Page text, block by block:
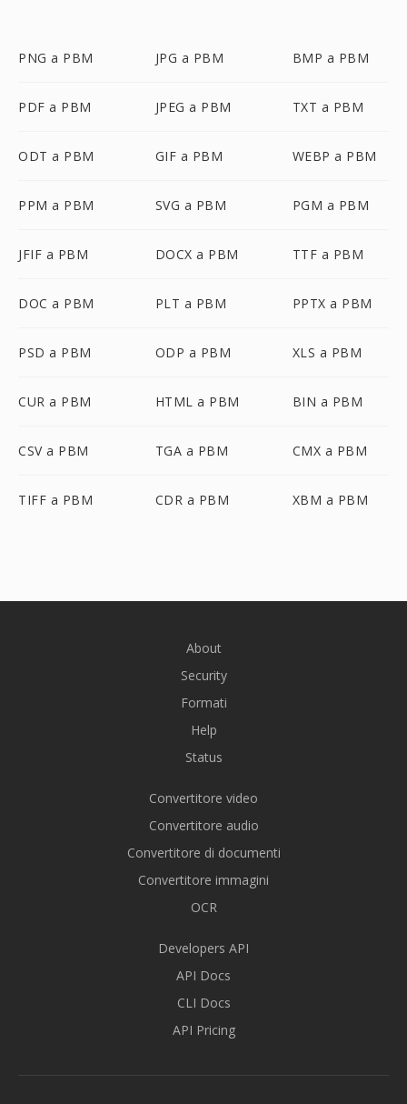
PNG a PBM JPG a PBM BMP a PBM
PDF a PBM JPEG a PBM TXT a PBM
ODT a PBM GIF a PBM WEBP a PBM
PPM a PBM SVG a PBM PGM a PBM
JFIF a PBM DOCX a PBM TTF a PBM
DOC a PBM PLT a PBM PPTX a PBM
PSD a PBM ODP a PBM XLS a PBM
CUR a PBM HTML a PBM BIN a PBM
CSV a PBM TGA a PBM CMX a PBM
TIFF a PBM CDR a PBM XBM a PBM
About
Security
Formati
Help
Status
Convertitore video
Convertitore audio
Convertitore di documenti
Convertitore immagini
OCR
Developers API
API Docs
CLI Docs
API Pricing